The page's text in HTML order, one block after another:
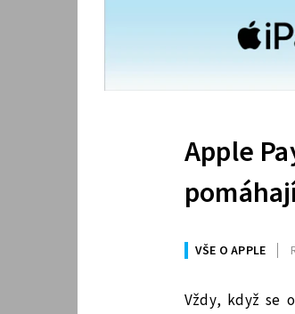
Apple
VŠE O APPLE
Vždy, když se